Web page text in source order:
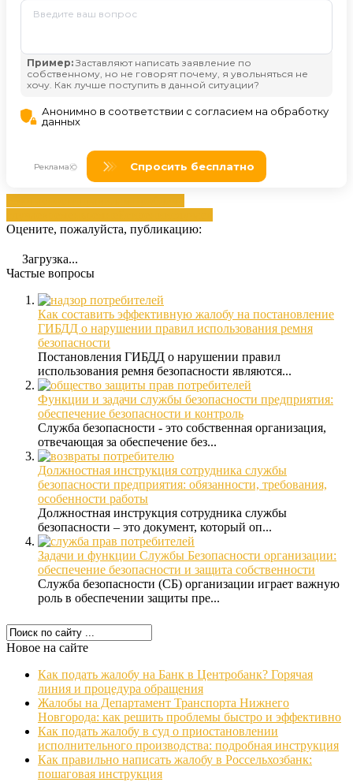
Оцените, пожалуйста, публикацию:
Загрузка...
Частые вопросы
Как составить эффективную жалобу на постановление
ГИБДД о нарушении правил использования ремня
безопасности
Постановления ГИБДД о нарушении правил
использования ремня безопасности являются...
Функции и задачи службы безопасности предприятия:
обеспечение безопасности и контроль
Служба безопасности - это собственная организация,
отвечающая за обеспечение без...
Должностная инструкция сотрудника службы
безопасности предприятия: обязанности, требования,
особенности работы
Должностная инструкция сотрудника службы
безопасности – это документ, который оп...
Задачи и функции Службы Безопасности организации:
обеспечение безопасности и защита собственности
Служба безопасности (СБ) организации играет важную
роль в обеспечении защиты пре...
Новое на сайте
Как подать жалобу на Банк в Центробанк? Горячая
линия и процедура обращения
Жалобы на Департамент Транспорта Нижнего
Новгорода: как решить проблемы быстро и эффективно
Как подать жалобу в суд о приостановлении
исполнительного производства: подробная инструкция
Как правильно написать жалобу в Россельхозбанк:
пошаговая инструкция